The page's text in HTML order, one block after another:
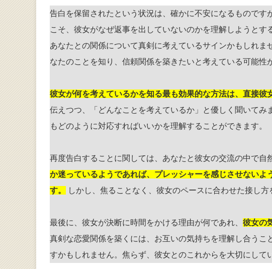
告白を保留されたという状況は、確かに不安になるもので
こそ、彼女がなぜ返事を出していないのかを理解しようと
あなたとの関係について真剣に考えているサインかもしれ
なたのことを知り、信頼関係を築きたいと考えている可能性
彼女が何を考えているかを知る最も効果的な方法は、直接彼
伝えつつ、「どんなことを考えているか」と優しく聞いて
もどのように対応すればいいかを理解することができます。
再度告白することに関しては、あなたと彼女の交流の中で自
か迷っているようであれば、プレッシャーを感じさせない
す。
しかし、焦ることなく、彼女のペースに合わせた接し方
最後に、彼女が決断に時間をかける理由が何であれ、 彼女の
真剣な恋愛関係を築くには、お互いの気持ちを理解し合う
すかもしれません。焦らず、彼女とのこれからを大切にして